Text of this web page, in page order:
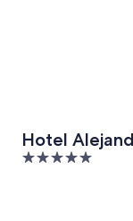
Hotel
Meliá
5